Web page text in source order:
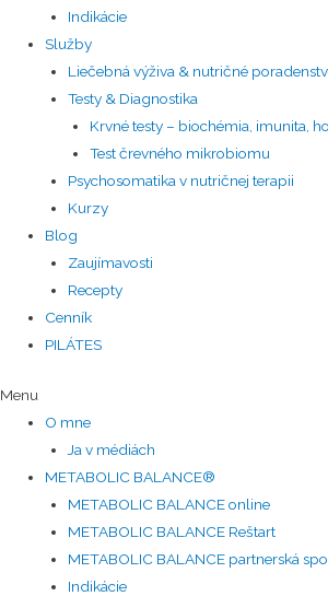
Indikácie
Služby
Liečebná výživa & nutričné
Testy & Diagnostika
Krvné testy – biochémia, imunita,
Test črevného mikrobiomu
Psychosomatika v nutričnej terapii
Kurzy
Blog
Zaujímavosti
Recepty
Cenník
PILÁTES
Menu
O mne
Ja v médiách
METABOLIC BALANCE®
METABOLIC BALANCE online
METABOLIC BALANCE Reštart
METABOLIC BALANCE partnerská
Indikácie